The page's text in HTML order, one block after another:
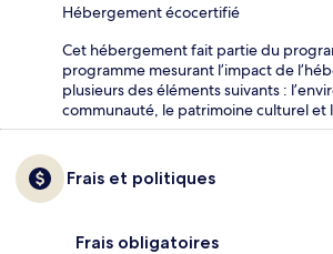
Hébergement écocertifié
Cet hébergement fait partie du
programme mesurant l’impact de
plusieurs des éléments suivants :
communauté, le patrimoine culturel et
Frais et politiques
Frais obligatoires